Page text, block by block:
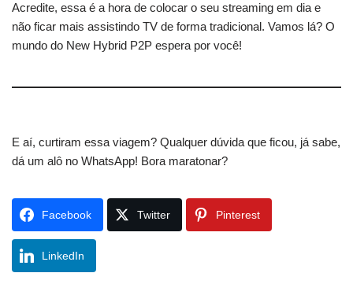
Acredite, essa é a hora de colocar o seu streaming em dia e
não ficar mais assistindo TV de forma tradicional. Vamos lá? O
mundo do New Hybrid P2P espera por você!
E aí, curtiram essa viagem? Qualquer dúvida que ficou, já sabe,
dá um alô no WhatsApp! Bora maratonar?
Facebook Twitter Pinterest
LinkedIn